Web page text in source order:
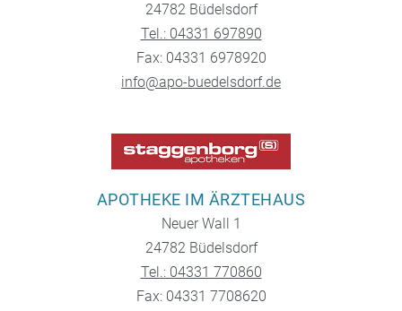
24782 Büdelsdorf
Tel.: 04331 697890
Fax: 04331 6978920
info@apo-buedelsdorf.de
APOTHEKE IM ÄRZTEHAUS
Neuer Wall 1
24782 Büdelsdorf
Tel.: 04331 770860
Fax: 04331 7708620